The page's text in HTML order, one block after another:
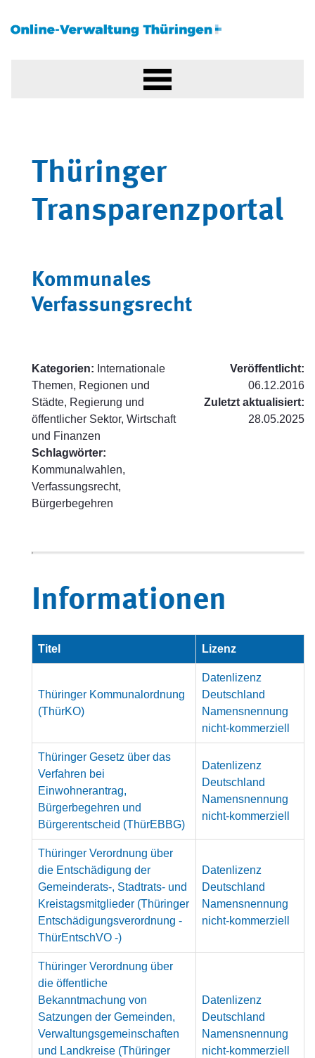
Thüringer
Transparenzportal
Kommunales
Verfassungsrecht
Kategorien: Internationale
Themen, Regionen und
Städte, Regierung und
öffentlicher Sektor, Wirtschaft
und Finanzen
Schlagwörter:
Kommunalwahlen,
Verfassungsrecht,
Bürgerbegehren
Veröffentlicht:
06.12.2016
Zuletzt aktualisiert:
28.05.2025
Informationen
Titel Lizenz
Thüringer Kommunalordnung
(ThürKO)
Datenlizenz
Deutschland
Namensnennung
nicht-kommerziell
Thüringer Gesetz über das
Verfahren bei
Einwohnerantrag,
Bürgerbegehren und
Bürgerentscheid (ThürEBBG)
Datenlizenz
Deutschland
Namensnennung
nicht-kommerziell
Thüringer Verordnung über
die Entschädigung der
Gemeinderats-, Stadtrats- und
Kreistagsmitglieder (Thüringer
Entschädigungsverordnung -
ThürEntschVO -)
Datenlizenz
Deutschland
Namensnennung
nicht-kommerziell
Thüringer Verordnung über
die öffentliche
Bekanntmachung von
Satzungen der Gemeinden,
Verwaltungsgemeinschaften
und Landkreise (Thüringer
Datenlizenz
Deutschland
Namensnennung
nicht-kommerziell